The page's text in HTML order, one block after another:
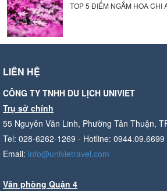
TOP 5 ĐIỂM NGẮM HOA CHI
LIÊN HỆ
CÔNG TY TNHH DU LỊCH UNIVIET
Trụ sở chính
55 Nguyễn Văn Linh, Phường Tân Thuận,
Tel: 028-6262-1269 - Hotline: 0944.09.6699
Email: info@univietravel.com
Văn phòng Quận 4